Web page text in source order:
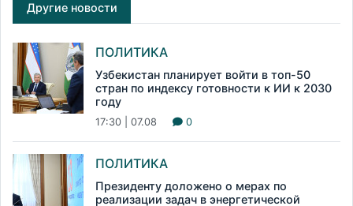
Другие новости
ПОЛИТИКА
Узбекистан планирует войти в топ-50
стран по индексу готовности к ИИ к 2030
году
17:30 | 07.08 0
ПОЛИТИКА
Президенту доложено о мерах по
реализации задач в энергетической